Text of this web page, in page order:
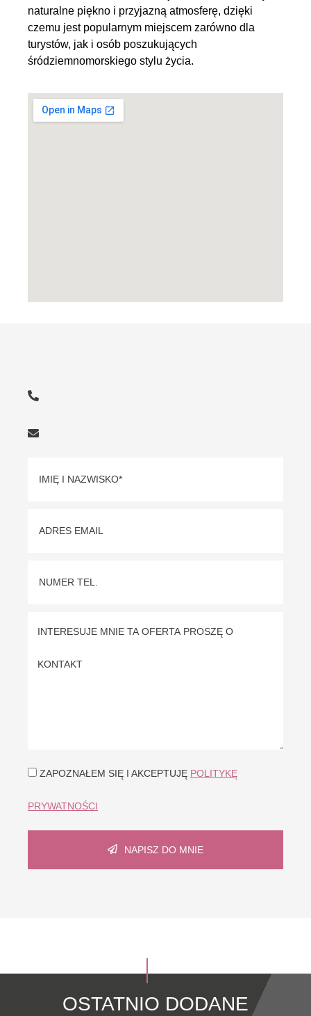
naturalne piękno i przyjazną atmosferę, dzięki
czemu jest popularnym miejscem zarówno dla
turystów, jak i osób poszukujących
śródziemnomorskiego stylu życia.
ZAPOZNAŁEM SIĘ I AKCEPTUJĘ POLITYKĘ
PRYWATNOŚCI
NAPISZ DO MNIE
OSTATNIO DODANE